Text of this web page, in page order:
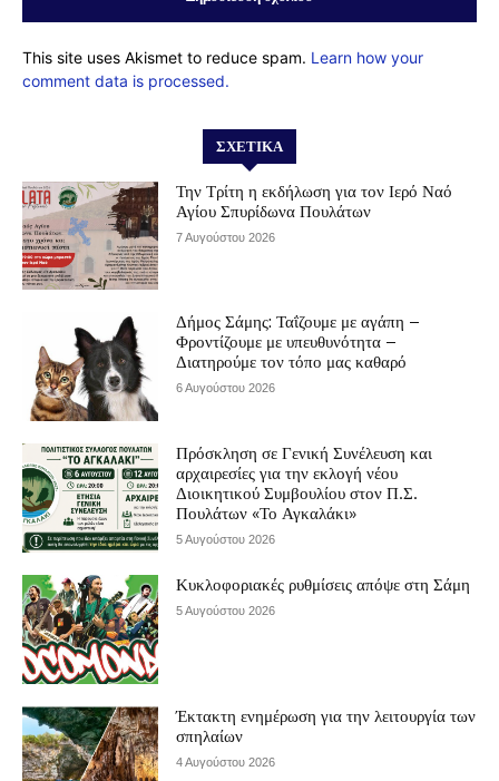
This site uses Akismet to reduce spam. Learn how your
comment data is processed.
ΣΧΕΤΙΚΆ
Την Τρίτη η εκδήλωση για τον Ιερό Ναό
Αγίου Σπυρίδωνα Πουλάτων
7 Αυγούστου 2026
Δήμος Σάμης: Ταΐζουμε με αγάπη –
Φροντίζουμε με υπευθυνότητα –
Διατηρούμε τον τόπο μας καθαρό
6 Αυγούστου 2026
Πρόσκληση σε Γενική Συνέλευση και
αρχαιρεσίες για την εκλογή νέου
Διοικητικού Συμβουλίου στον Π.Σ.
Πουλάτων «Το Αγκαλάκι»
5 Αυγούστου 2026
Κυκλοφοριακές ρυθμίσεις απόψε στη Σάμη
5 Αυγούστου 2026
Έκτακτη ενημέρωση για την λειτουργία των
σπηλαίων
4 Αυγούστου 2026